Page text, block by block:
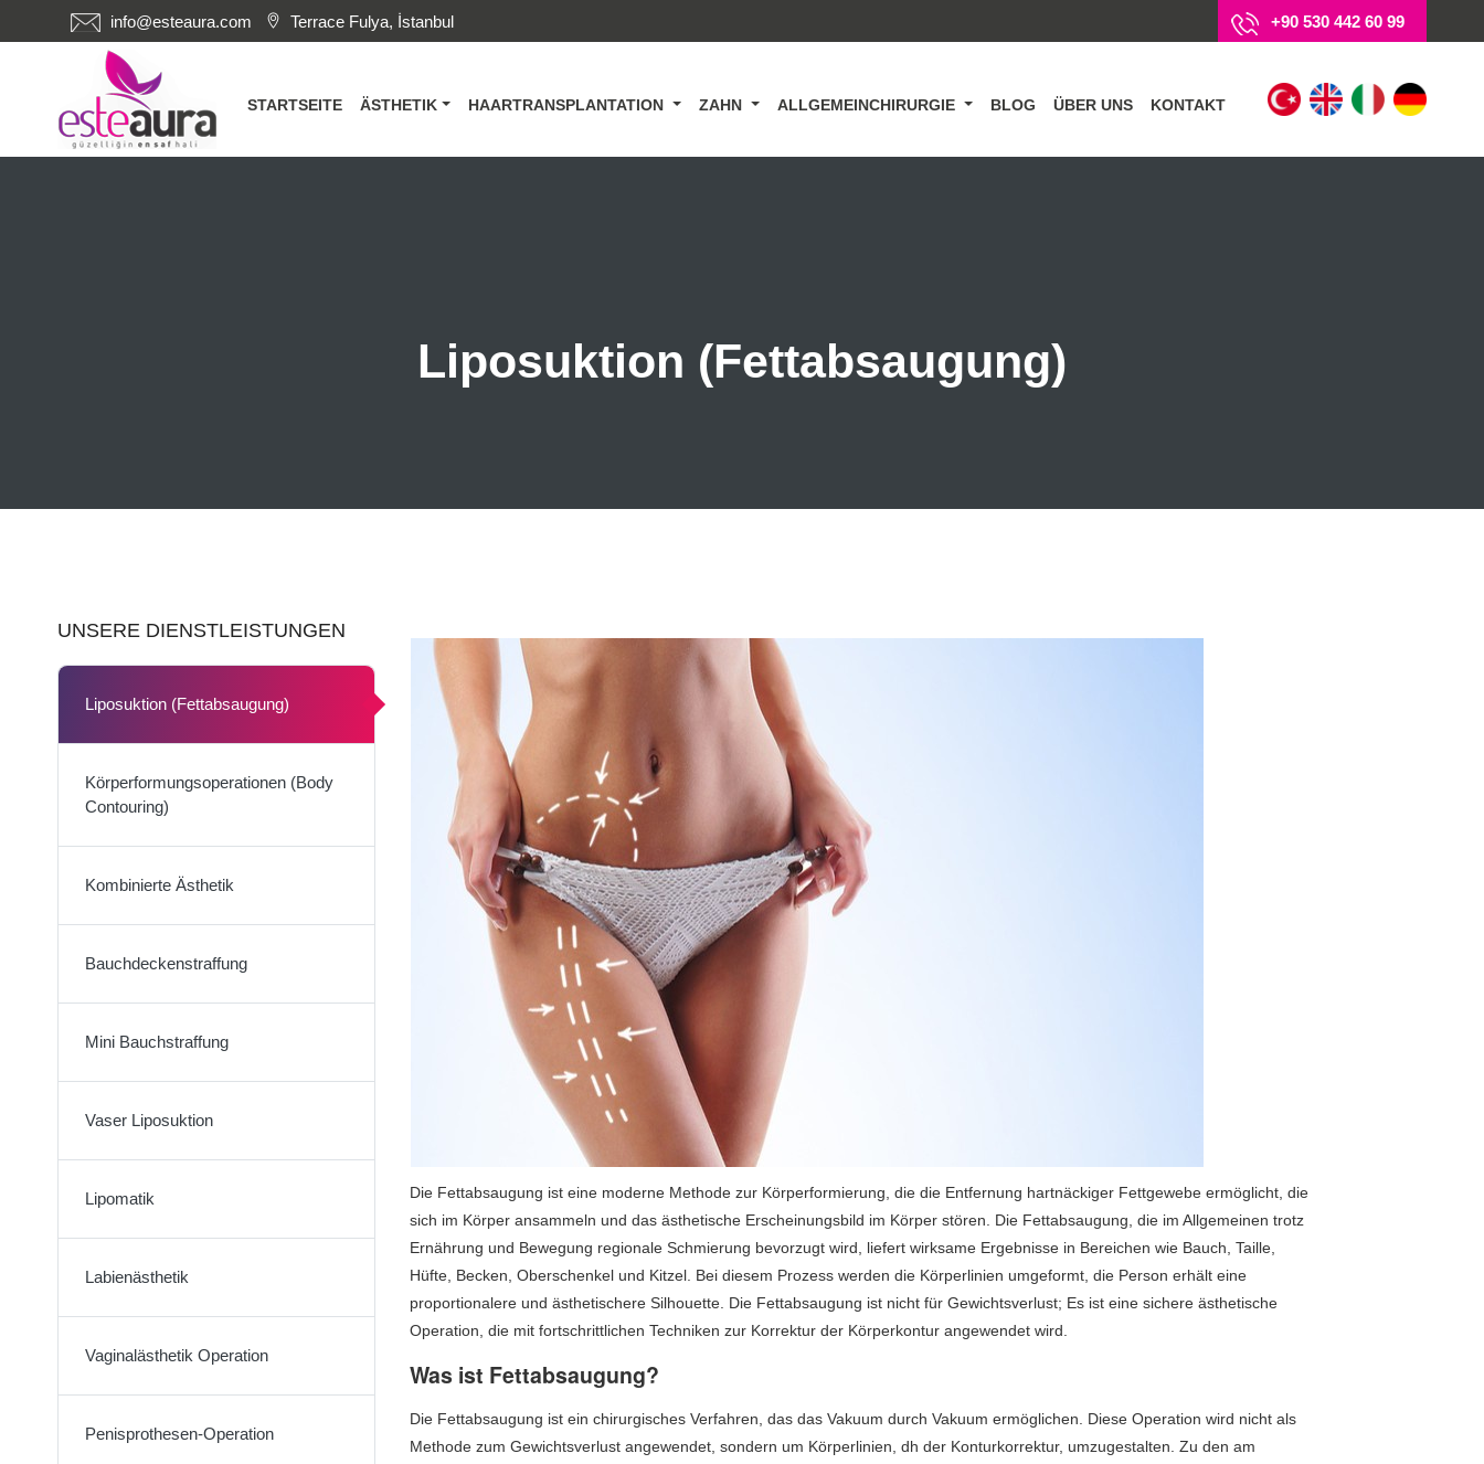
info@esteaura.com Terrace Fulya, İstanbul +90 530 442 60 99
STARTSEITE ÄSTHETIK HAARTRANSPLANTATION ZAHN ALLGEMEINCHIRURGIE BLOG ÜBER UNS KONTAKT
Liposuktion (Fettabsaugung)
UNSERE DIENSTLEISTUNGEN
Liposuktion (Fettabsaugung)
Körperformungsoperationen (Body
Contouring)
Kombinierte Ästhetik
Bauchdeckenstraffung
Mini Bauchstraffung
Vaser Liposuktion
Lipomatik
Labienästhetik
Vaginalästhetik Operation
Penisprothesen-Operation
Die Fettabsaugung ist eine moderne Methode zur Körperformierung, die die Entfernung hartnäckiger Fettgewebe ermöglicht, die
sich im Körper ansammeln und das ästhetische Erscheinungsbild im Körper stören. Die Fettabsaugung, die im Allgemeinen trotz
Ernährung und Bewegung regionale Schmierung bevorzugt wird, liefert wirksame Ergebnisse in Bereichen wie Bauch, Taille,
Hüfte, Becken, Oberschenkel und Kitzel. Bei diesem Prozess werden die Körperlinien umgeformt, die Person erhält eine
proportionalere und ästhetischere Silhouette. Die Fettabsaugung ist nicht für Gewichtsverlust; Es ist eine sichere ästhetische
Operation, die mit fortschrittlichen Techniken zur Korrektur der Körperkontur angewendet wird.
Was ist Fettabsaugung?
Die Fettabsaugung ist ein chirurgisches Verfahren, das das Vakuum durch Vakuum ermöglichen. Diese Operation wird nicht als
Methode zum Gewichtsverlust angewendet, sondern um Körperlinien, dh der Konturkorrektur, umzugestalten. Zu den am